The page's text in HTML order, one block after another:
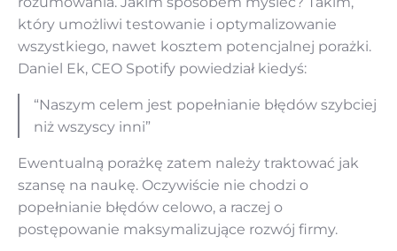
który umożliwi testowanie i optymalizowanie
wszystkiego, nawet kosztem potencjalnej porażki.
Daniel Ek, CEO Spotify powiedział kiedyś:
“Naszym celem jest popełnianie błędów szybciej
niż wszyscy inni”
Ewentualną porażkę zatem należy traktować jak
szansę na naukę. Oczywiście nie chodzi o
popełnianie błędów celowo, a raczej o
postępowanie maksymalizujące rozwój firmy.